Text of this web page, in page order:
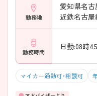
勤務地
愛知県名
近鉄名古屋
勤務時間
日勤:08時
マイカー通勤可・相談可